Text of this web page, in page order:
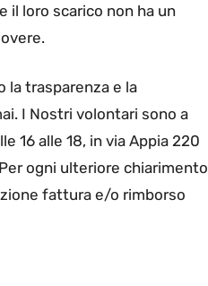
loro scarico non ha un
la trasparenza e la
I Nostri volontari sono a
16 alle 18, in via Appia 220
ogni ulteriore chiarimento
fattura e/o rimborso